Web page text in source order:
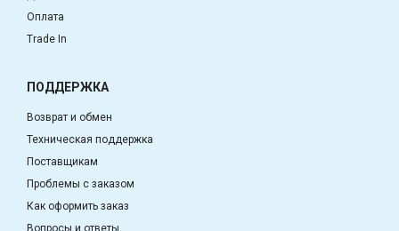
Оплата
Trade In
ПОДДЕРЖКА
Возврат и обмен
Техническая поддержка
Поставщикам
Проблемы с заказом
Как оформить заказ
Вопросы и ответы